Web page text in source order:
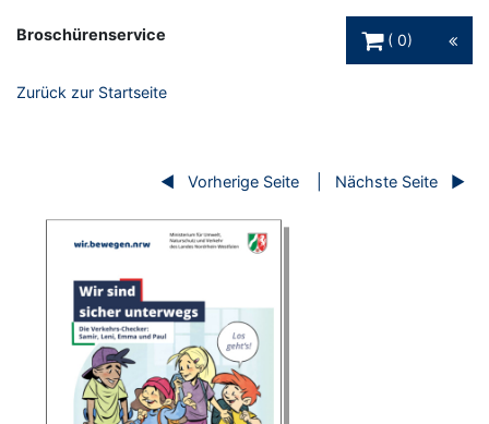
Broschürenservice
0
Zurück zur Startseite
Vorherige Seite Nächste Seite